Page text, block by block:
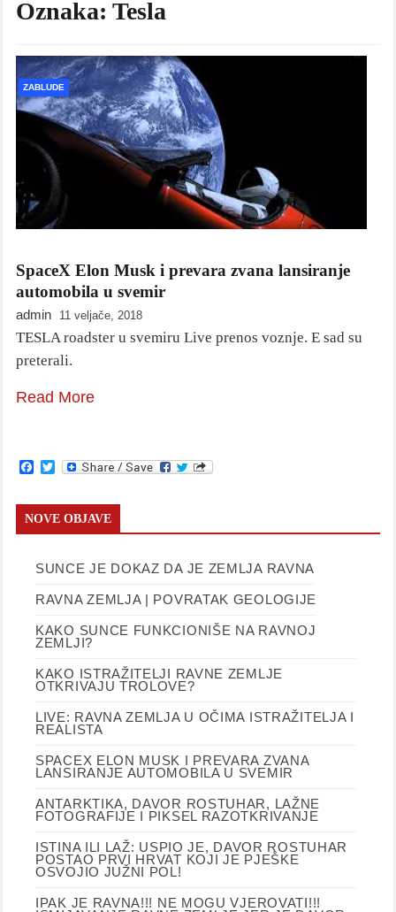
Oznaka: Tesla
ZABLUDE
SpaceX Elon Musk i prevara zvana lansiranje
automobila u svemir
admin 11 veljače, 2018
TESLA roadster u svemiru Live prenos voznje. E sad su
preterali.
Read More
Facebook
Twitter
NOVE OBJAVE
SUNCE JE DOKAZ DA JE ZEMLJA RAVNA
RAVNA ZEMLJA | POVRATAK GEOLOGIJE
KAKO SUNCE FUNKCIONIŠE NA RAVNOJ
ZEMLJI?
KAKO ISTRAŽITELJI RAVNE ZEMLJE
OTKRIVAJU TROLOVE?
LIVE: RAVNA ZEMLJA U OČIMA ISTRAŽITELJA I
REALISTA
SPACEX ELON MUSK I PREVARA ZVANA
LANSIRANJE AUTOMOBILA U SVEMIR
ANTARKTIKA, DAVOR ROSTUHAR, LAŽNE
FOTOGRAFIJE I PIKSEL RAZOTKRIVANJE
ISTINA ILI LAŽ: USPIO JE, DAVOR ROSTUHAR
POSTAO PRVI HRVAT KOJI JE PJEŠKE
OSVOJIO JUŽNI POL!
IPAK JE RAVNA!!! NE MOGU VJEROVATI!!!